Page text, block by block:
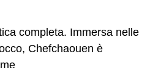
completa. Immersa nelle
Chefchaouen è